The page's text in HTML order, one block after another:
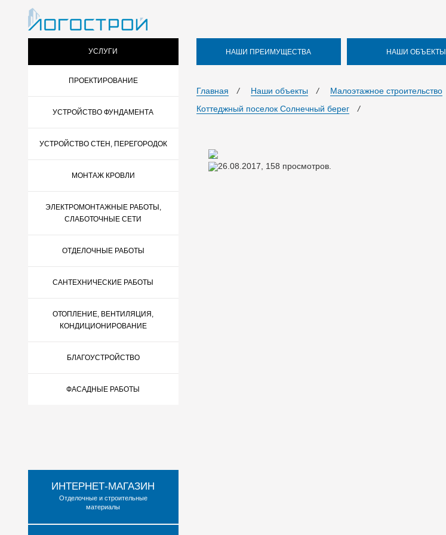
УСЛУГИ
ПРОЕКТИРОВАНИЕ
УСТРОЙСТВО ФУНДАМЕНТА
УСТРОЙСТВО СТЕН, ПЕРЕГОРОДОК
МОНТАЖ КРОВЛИ
ЭЛЕКТРОМОНТАЖНЫЕ РАБОТЫ,
СЛАБОТОЧНЫЕ СЕТИ
ОТДЕЛОЧНЫЕ РАБОТЫ
САНТЕХНИЧЕСКИЕ РАБОТЫ
ОТОПЛЕНИЕ, ВЕНТИЛЯЦИЯ,
КОНДИЦИОНИРОВАНИЕ
БЛАГОУСТРОЙСТВО
ФАСАДНЫЕ РАБОТЫ
ИНТЕРНЕТ-МАГАЗИН
Отделочные и строительные
материалы
НАШИ ПРЕИМУЩЕСТВА НАШИ ОБЪЕКТЫ
Главная / Наши объекты / Малоэтажное строительство
Коттеджный поселок Солнечный берег
/
26.08.2017, 158 просмотров.